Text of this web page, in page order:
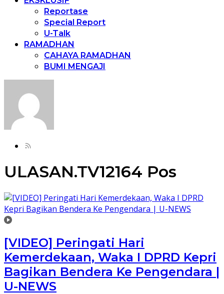
Reportase
Special Report
U-Talk
RAMADHAN
CAHAYA RAMADHAN
BUMI MENGAJI
ULASAN.TV12164 Pos
[VIDEO] Peringati Hari
Kemerdekaan, Waka I DPRD Kepri
Bagikan Bendera Ke Pengendara |
U-NEWS